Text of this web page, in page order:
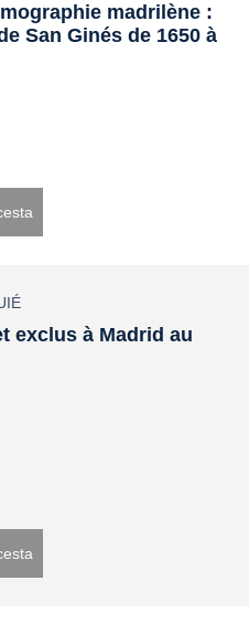
madrilène :
San Ginés de 1650 à
exclus à Madrid au